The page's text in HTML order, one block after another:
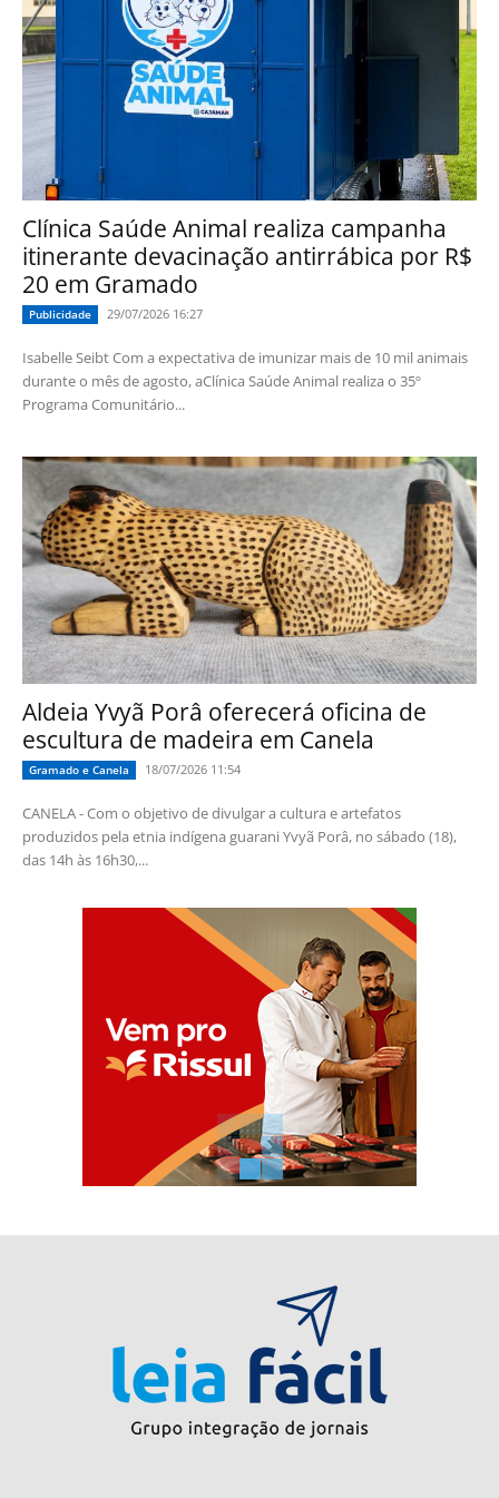
Clínica Saúde Animal realiza campanha
itinerante devacinação antirrábica por R$
20 em Gramado
Publicidade 29/07/2026 16:27
Isabelle Seibt Com a expectativa de imunizar mais de 10 mil animais
durante o mês de agosto, aClínica Saúde Animal realiza o 35º
Programa Comunitário...
Aldeia Yvyã Porâ oferecerá oficina de
escultura de madeira em Canela
Gramado e Canela 18/07/2026 11:54
CANELA - Com o objetivo de divulgar a cultura e artefatos
produzidos pela etnia indígena guarani Yvyã Porâ, no sábado (18),
das 14h às 16h30,...